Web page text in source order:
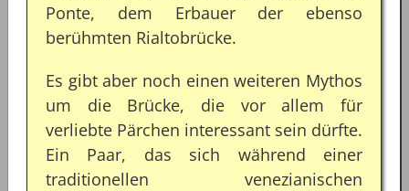
Ponte, dem Erbauer der ebenso
berühmten Rialtobrücke.
Es gibt aber noch einen weiteren Mythos
um die Brücke, die vor allem für
verliebte Pärchen interessant sein dürfte.
Ein Paar, das sich während einer
traditionellen venezianischen